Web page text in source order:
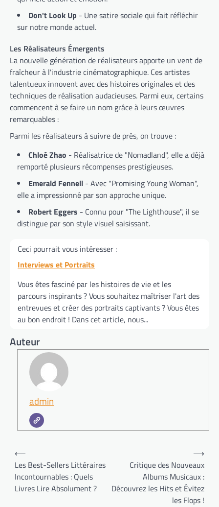
Don't Look Up - Une satire sociale qui fait réfléchir
sur notre monde actuel.
Les Réalisateurs Émergents
La nouvelle génération de réalisateurs apporte un vent de
fraîcheur à l'industrie cinématographique. Ces artistes
talentueux innovent avec des histoires originales et des
techniques de réalisation audacieuses. Parmi eux, certains
commencent à se faire un nom grâce à leurs œuvres
remarquables :
Parmi les réalisateurs à suivre de près, on trouve :
Chloé Zhao - Réalisatrice de "Nomadland", elle a déjà
remporté plusieurs récompenses prestigieuses.
Emerald Fennell - Avec "Promising Young Woman",
elle a impressionné par son approche unique.
Robert Eggers - Connu pour "The Lighthouse", il se
distingue par son style visuel saisissant.
Ceci pourrait vous intéresser :
Interviews et Portraits
Vous êtes fasciné par les histoires de vie et les
parcours inspirants ? Vous souhaitez maîtriser l'art des
entrevues et créer des portraits captivants ? Vous êtes
au bon endroit ! Dans cet article, nous...
Auteur
admin
Navigation
de
l’article
⟵
Les Best-Sellers Littéraires
Incontournables : Quels
Livres Lire Absolument ?
Critique des Nouveaux
Albums Musicaux :
Découvrez les Hits et Évitez
les Flops !
⟶